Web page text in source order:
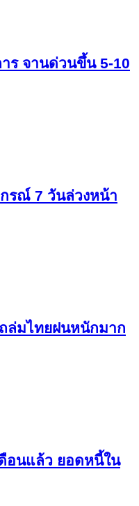
ร จานด่วนขึ้น 5-10
กรณ์ 7 วันล่วงหน้า
ล่มไทยฝนหนักมาก
อนแล้ว ยอดหนี้ใน